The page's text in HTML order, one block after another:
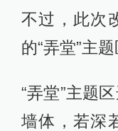
不过，此次
的“弄堂”主题
“弄堂”主题
墙体，若深